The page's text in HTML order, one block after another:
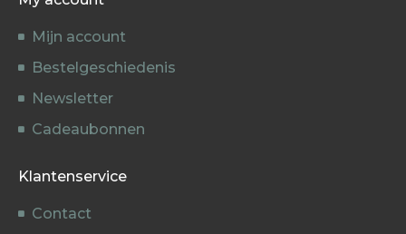
Mijn account
Bestelgeschiedenis
Newsletter
Cadeaubonnen
Klantenservice
Contact